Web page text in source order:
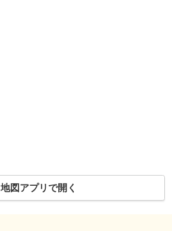
地図アプリで開く